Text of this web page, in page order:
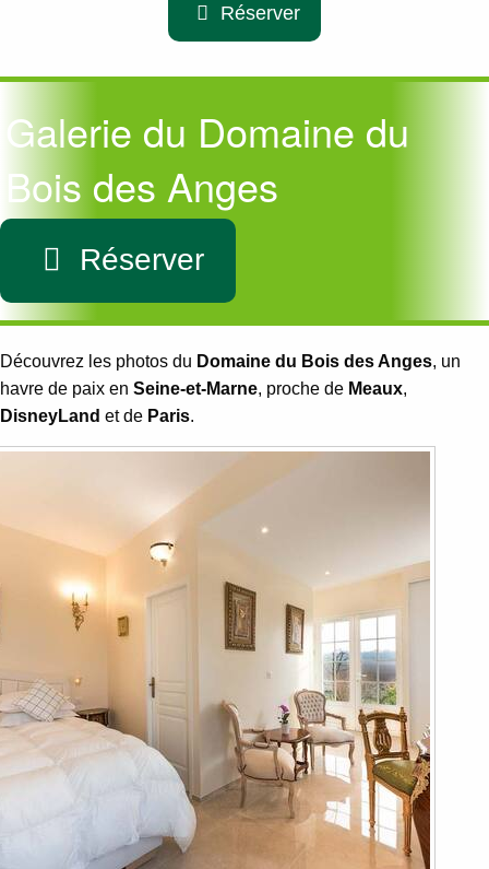
Réserver
Galerie du Domaine du
Bois des Anges
Réserver
Découvrez les photos du Domaine du Bois des Anges, un
havre de paix en Seine-et-Marne, proche de Meaux,
DisneyLand et de Paris.